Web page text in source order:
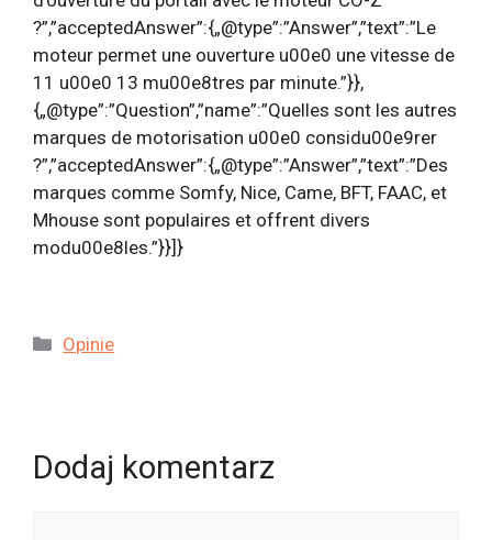
?”,”acceptedAnswer”:{„@type”:”Answer”,”text”:”Le
moteur permet une ouverture u00e0 une vitesse de
11 u00e0 13 mu00e8tres par minute.”}},
{„@type”:”Question”,”name”:”Quelles sont les autres
marques de motorisation u00e0 considu00e9rer
?”,”acceptedAnswer”:{„@type”:”Answer”,”text”:”Des
marques comme Somfy, Nice, Came, BFT, FAAC, et
Mhouse sont populaires et offrent divers
modu00e8les.”}}]}
Kategorie
Opinie
Dodaj komentarz